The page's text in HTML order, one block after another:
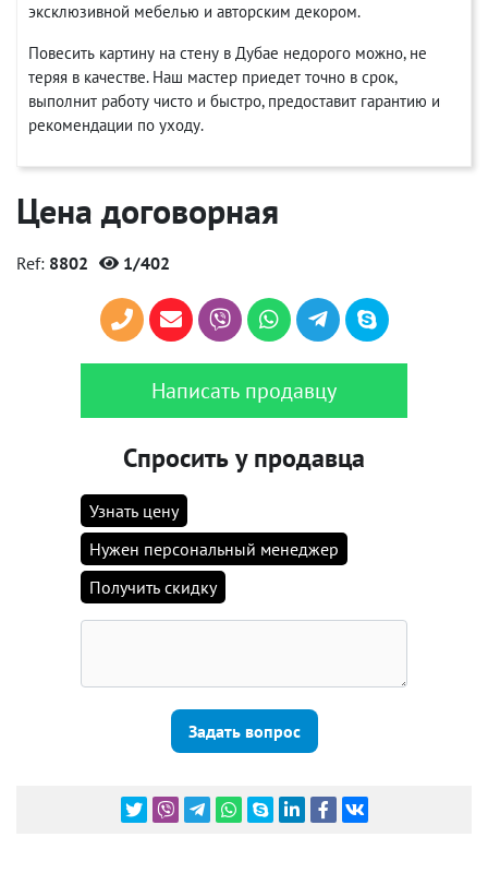
эксклюзивной мебелью и авторским декором.
Повесить картину на стену в Дубае недорого можно, не
теряя в качестве. Наш мастер приедет точно в срок,
выполнит работу чисто и быстро, предоставит гарантию и
рекомендации по уходу.
Цена договорная
Ref: 8802 1/402
Написать продавцу
Спросить у продавца
Узнать цену
Нужен персональный менеджер
Получить скидку
Задать вопрос